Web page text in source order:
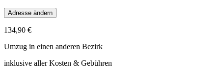
Adresse ändern
134,90 €
Umzug in einen anderen Bezirk
inklusive aller Kosten & Gebühren